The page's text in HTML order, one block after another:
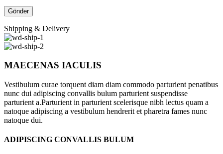
Shipping & Delivery
MAECENAS IACULIS
Vestibulum curae torquent diam diam commodo parturient penatibus
nunc dui adipiscing convallis bulum parturient suspendisse
parturient a.Parturient in parturient scelerisque nibh lectus quam a
natoque adipiscing a vestibulum hendrerit et pharetra fames nunc
natoque dui.
ADIPISCING CONVALLIS BULUM